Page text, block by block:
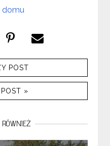
domu
POST
»
RÓWNIEŻ